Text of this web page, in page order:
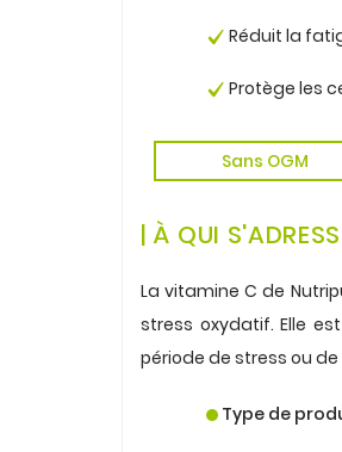
Réduit la
Protège les
Sans OGM
| À QUI
La vitamine C de
stress oxydatif. Elle
période de stress ou
Type de